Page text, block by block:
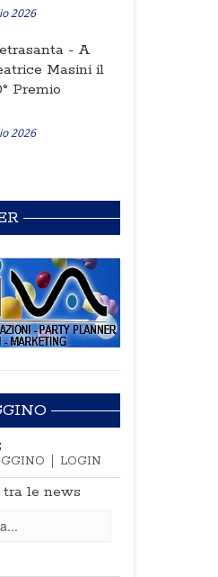
2026
- A
Masini il
Premio
2026
LOGIN
tra le news